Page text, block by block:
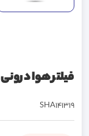
فیلتر هوا درونی ZL30 شکری SHA141319
SHA141319